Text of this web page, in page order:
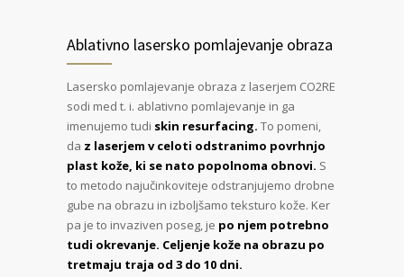
Ablativno lasersko pomlajevanje obraza
Lasersko pomlajevanje obraza z laserjem CO2RE
sodi med t. i. ablativno pomlajevanje in ga
imenujemo tudi skin resurfacing. To pomeni,
da z laserjem v celoti odstranimo povrhnjo
plast kože, ki se nato popolnoma obnovi. S
to metodo najučinkoviteje odstranjujemo drobne
gube na obrazu in izboljšamo teksturo kože. Ker
pa je to invaziven poseg, je po njem potrebno
tudi okrevanje. Celjenje kože na obrazu po
tretmaju traja od 3 do 10 dni.